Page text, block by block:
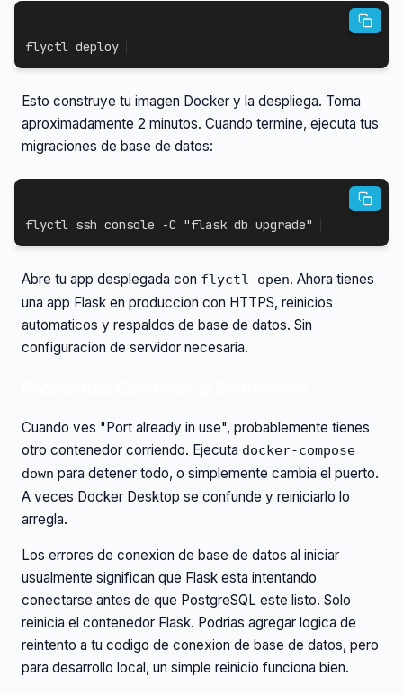
flyctl deploy
Esto construye tu imagen Docker y la despliega. Toma
aproximadamente 2 minutos. Cuando termine, ejecuta tus
migraciones de base de datos:
flyctl ssh console -C "flask db upgrade"
Abre tu app desplegada con flyctl open. Ahora tienes
una app Flask en produccion con HTTPS, reinicios
automaticos y respaldos de base de datos. Sin
configuracion de servidor necesaria.
Cuando ves "Port already in use", probablemente tienes
otro contenedor corriendo. Ejecuta docker-compose
down para detener todo, o simplemente cambia el puerto.
A veces Docker Desktop se confunde y reiniciarlo lo
arregla.
Los errores de conexion de base de datos al iniciar
usualmente significan que Flask esta intentando
conectarse antes de que PostgreSQL este listo. Solo
reinicia el contenedor Flask. Podrias agregar logica de
reintento a tu codigo de conexion de base de datos, pero
para desarrollo local, un simple reinicio funciona bien.